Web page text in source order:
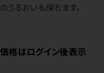
のうるおいも保ちます。
価格はログイン後表示